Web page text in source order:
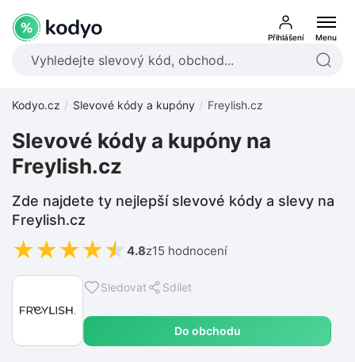
Přihlášení Menu
Kodyo.cz Slevové kódy a kupóny Freylish.cz
Sledovat Sdílet
Do obchodu
Slevové kódy a kupóny na
Freylish.cz
Zde najdete ty nejlepší slevové kódy a slevy na
Freylish.cz
★★★★★ 4.8z15 hodnocení